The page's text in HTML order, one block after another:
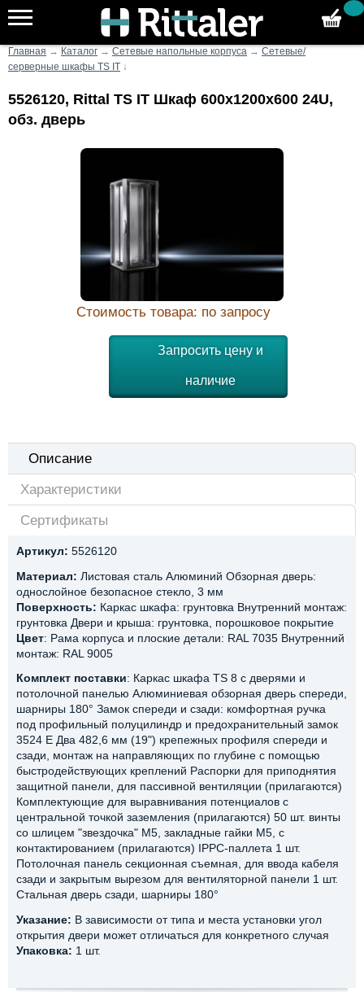
Главная → Каталог → Сетевые напольные корпуса → Сетевые/
серверные шкафы TS IT
↓
5526120, Rittal TS IT Шкаф 600x1200x600 24U,
обз. дверь
Стоимость товара: по запросу
Запросить цену и
наличие
Описание
Характеристики
Сертификаты
Артикул: 5526120
Материал: Листовая сталь Алюминий Обзорная дверь:
однослойное безопасное стекло, 3 мм
Поверхность: Каркас шкафа: грунтовка Внутренний монтаж:
грунтовка Двери и крыша: грунтовка, порошковое покрытие
Цвет: Рама корпуса и плоские детали: RAL 7035 Внутренний
монтаж: RAL 9005
Комплект поставки: Каркас шкафа TS 8 с дверями и
потолочной панелью Алюминиевая обзорная дверь спереди,
шарниры 180° Замок спереди и сзади: комфортная ручка
под профильный полуцилиндр и предохранительный замок
3524 E Два 482,6 мм (19") крепежных профиля спереди и
сзади, монтаж на направляющих по глубине с помощью
быстродействующих креплений Распорки для приподнятия
защитной панели, для пассивной вентиляции (прилагаются)
Комплектующие для выравнивания потенциалов с
центральной точкой заземления (прилагаются) 50 шт. винты
со шлицем "звездочка" М5, закладные гайки M5, с
контактированием (прилагаются) IPPC-паллета 1 шт.
Потолочная панель секционная съемная, для ввода кабеля
сзади и закрытым вырезом для вентиляторной панели 1 шт.
Стальная дверь сзади, шарниры 180°
Указание: В зависимости от типа и места установки угол
открытия двери может отличаться для конкретного случая
Упаковка: 1 шт.